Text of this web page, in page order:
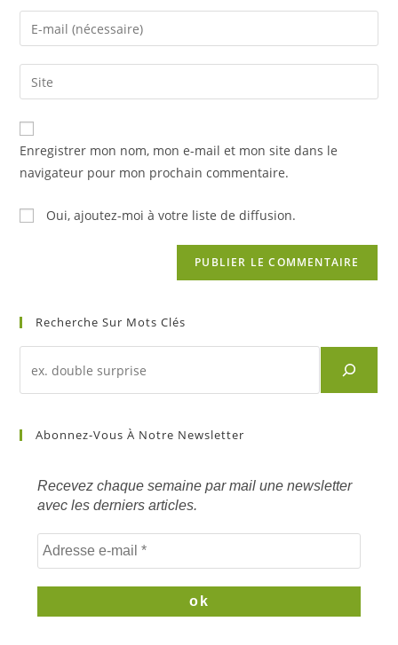
name
comment
Enter
your
email
address
comment
Saisir
l’URL
de
votre
(facultatif)
Enregistrer mon nom, mon e-mail et mon site dans le
navigateur pour mon prochain commentaire.
Oui, ajoutez-moi à votre liste de diffusion.
Recherche Sur Mots Clés
d'un
mots
Abonnez-Vous À Notre Newsletter
Recevez chaque semaine par mail une newsletter
avec les derniers articles.